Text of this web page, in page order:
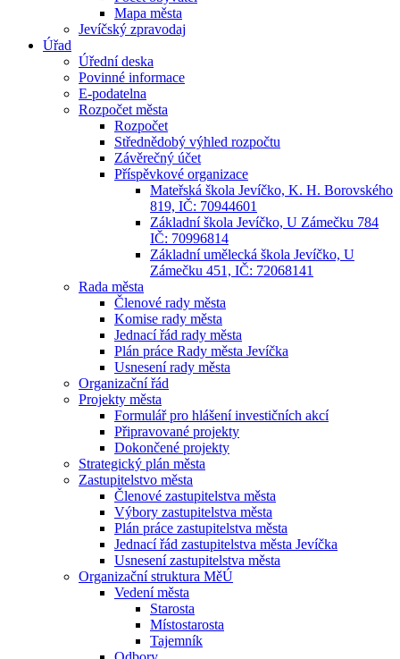
Mapa města
Jevíčský zpravodaj
Úřad
Úřední deska
Povinné informace
E-podatelna
Rozpočet města
Rozpočet
Střednědobý výhled rozpočtu
Závěrečný účet
Příspěvkové organizace
Mateřská škola Jevíčko, K. H. Borovského
819, IČ: 70944601
Základní škola Jevíčko, U Zámečku 784
IČ: 70996814
Základní umělecká škola Jevíčko, U
Zámečku 451, IČ: 72068141
Rada města
Členové rady města
Komise rady města
Jednací řád rady města
Plán práce Rady města Jevíčka
Usnesení rady města
Organizační řád
Projekty města
Formulář pro hlášení investičních akcí
Připravované projekty
Dokončené projekty
Strategický plán města
Zastupitelstvo města
Členové zastupitelstva města
Výbory zastupitelstva města
Plán práce zastupitelstva města
Jednací řád zastupitelstva města Jevíčka
Usnesení zastupitelstva města
Organizační struktura MěÚ
Vedení města
Starosta
Místostarosta
Tajemník